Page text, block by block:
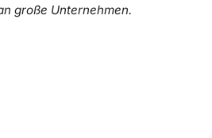
große Unternehmen.